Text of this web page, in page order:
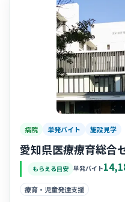
病院 単発バイト 施設見学
愛知県医療療育総合
もらえる目安 単発バイト
療育・児童発達支援